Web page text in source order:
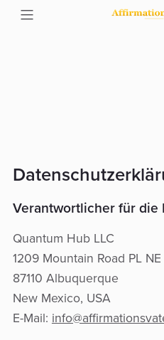
Verantwortlicher für die
Quantum Hub LLC
1209 Mountain Road PL NE
87110 Albuquerque
New Mexico, USA
E-Mail: